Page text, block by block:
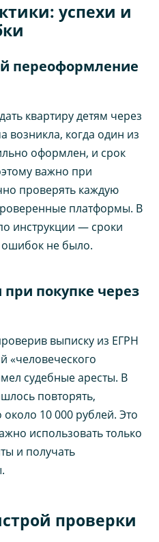
успехи и
переоформление
квартиру детям через
возникла, когда один из
оформлен, и срок
важно при
проверять каждую
платформы. В
инструкции — сроки
ошибок не было.
покупке через
выписку из ЕГРН
«человеческого
судебные аресты. В
повторять,
10 000 рублей. Это
использовать только
и получать
проверки